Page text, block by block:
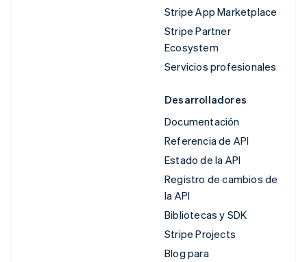
Stripe App Marketplace
Stripe Partner
Ecosystem
Servicios profesionales
Desarrolladores
Documentación
Referencia de API
Estado de la API
Registro de cambios de
la API
Bibliotecas y SDK
Stripe Projects
Blog para